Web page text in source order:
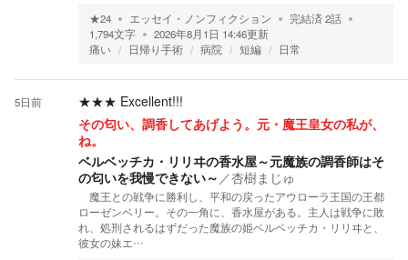
★24 エッセイ・ノンフィクション 完結済2話
1,794文字 2026年8月1日 14:46更新
痛い
日帰り手術 病院 短編 日常
5日前 ★★★ Excellent!!!
その匂い、調香してあげよう。元・魔王皇女の私が、
ね。
ベルベッチカ・リリヰの香水屋～元魔族の調香師はそ
の匂いを我慢できない～ ／杏樹まじゅ
魔王との戦争に勝利し、平和の戻ったアウローラ王国の王都
ローゼンベリー。その一角に、香水屋がある。主人は戦争に敗
れ、処刑されるはずだった魔族の姫ベルベッチカ・リリヰと、
彼女の妹エ…